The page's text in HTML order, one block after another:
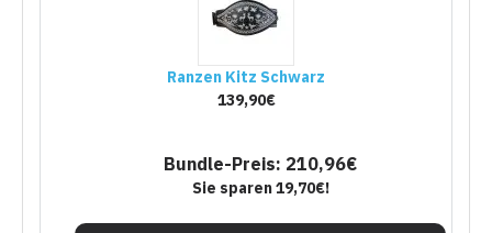
Ranzen Kitz Schwarz
139,90€
Bundle-Preis: 210,96€
Sie sparen 19,70€!